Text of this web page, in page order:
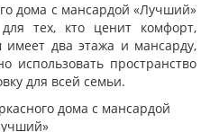
дома с мансардой «Лучший»
тех, кто ценит комфорт,
имеет два этажа и мансарду,
использовать пространство
для всей семьи.